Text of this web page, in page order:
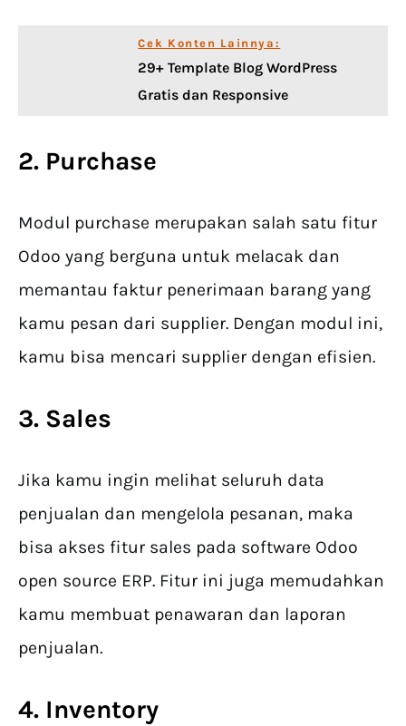
Cek Konten Lainnya:
29+ Template Blog WordPress
Gratis dan Responsive
2. Purchase
Modul purchase merupakan salah satu fitur
Odoo yang berguna untuk melacak dan
memantau faktur penerimaan barang yang
kamu pesan dari supplier. Dengan modul ini,
kamu bisa mencari supplier dengan efisien.
3. Sales
Jika kamu ingin melihat seluruh data
penjualan dan mengelola pesanan, maka
bisa akses fitur sales pada software Odoo
open source ERP. Fitur ini juga memudahkan
kamu membuat penawaran dan laporan
penjualan.
4. Inventory